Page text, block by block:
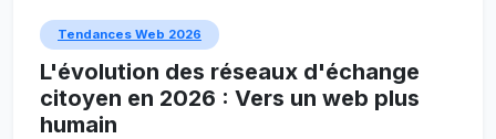
Tendances Web 2026
L'évolution des réseaux d'échange
citoyen en 2026 : Vers un web plus
humain